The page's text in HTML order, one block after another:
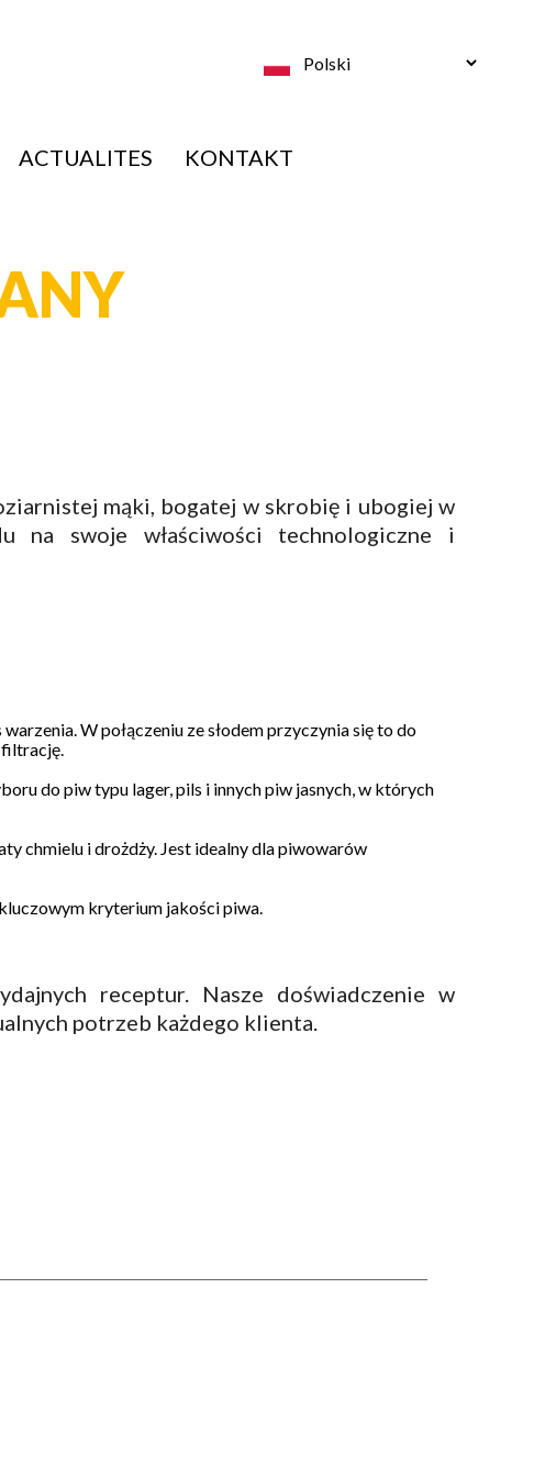
Select
ACTUALITES KONTAKT
mąki, bogatej w skrobię i ubogiej w
na swoje właściwości technologiczne i
W połączeniu ze słodem przyczynia się to do
filtrację.
do piw typu lager, pils i innych piw jasnych, w których
chmielu i drożdży. Jest idealny dla piwowarów
kryterium jakości piwa.
receptur. Nasze doświadczenie w
potrzeb każdego klienta.